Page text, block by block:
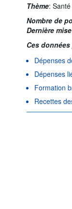
Thème: Santé
Nombre de
Dernière
Ces
Dépenses
Dépenses
Formation
Recettes